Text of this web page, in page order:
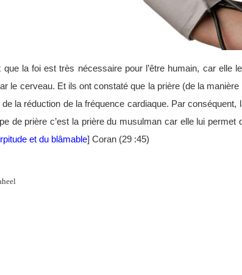
que la foi est très nécessaire pour l’être humain, car elle
le cerveau. Et ils ont constaté que la prière (de la
de la réduction de la fréquence cardiaque. Par
de prière c’est la prière du musulman car elle lui
et du blâmable] Coran (29 :45)